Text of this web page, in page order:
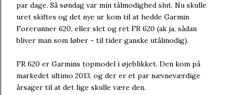
par dage. Så søndag var min tålmodighed slut. Nu skulle
uret skiftes og det nye ur kom til at hedde Garmin
Forerunner 620, eller slet og ret FR 620 (ak ja, sådan
bliver man som løber - til tider ganske utålmodig).
FR 620 er Garmins topmodel i øjeblikket. Den kom på
markedet ultimo 2013, og der er et par nævneværdige
årsager til at det lige skulle være den.